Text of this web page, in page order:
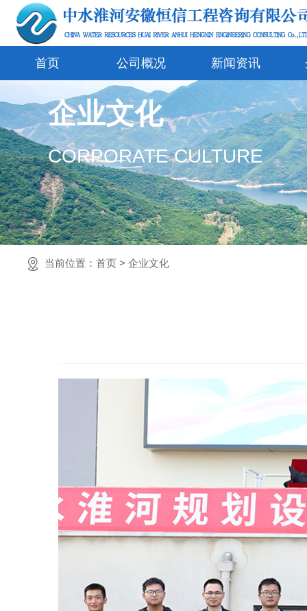
首页 公司概况 新闻资讯
企业文化
CORPORATE CULTURE
当前位置： 首页 > 企业文化